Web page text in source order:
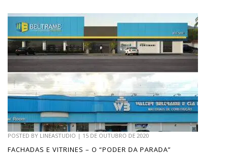
POSTED BY LINEASTUDIO | 15 DE OUTUBRO DE 2020
FACHADAS E VITRINES – O “PODER DA PARADA”